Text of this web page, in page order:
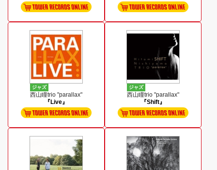
ジャズ
西山瞳trio "parallax"
『Live』
ジャズ
西山瞳trio "parallax"
『Shift』